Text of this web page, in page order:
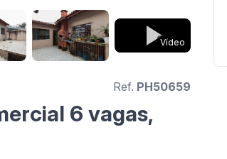
Vídeo
Ref. PH50659
6 vagas,